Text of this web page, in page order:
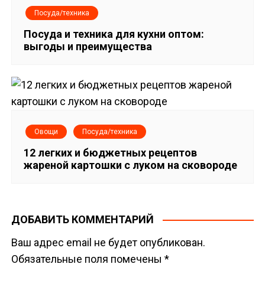
Посуда/техника
Посуда и техника для кухни оптом:
выгоды и преимущества
Овощи Посуда/техника
12 легких и бюджетных рецептов
жареной картошки с луком на сковороде
ДОБАВИТЬ КОММЕНТАРИЙ
Ваш адрес email не будет опубликован.
Обязательные поля помечены*